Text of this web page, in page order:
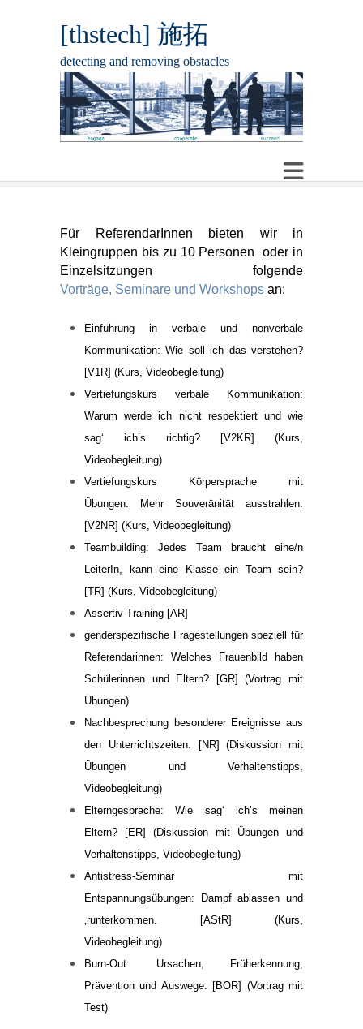
[thstech] 施拓
detecting and removing obstacles
Für ReferendarInnen bieten wir in
Kleingruppen bis zu 10 Personen oder in
Einzelsitzungen folgende
Vorträge, Seminare und Workshops an:
Einführung in verbale und nonverbale
Kommunikation: Wie soll ich das verstehen?
[V1R] (Kurs, Videobegleitung)
Vertiefungskurs verbale Kommunikation:
Warum werde ich nicht respektiert und wie
sag‘ ich’s richtig? [V2KR] (Kurs,
Videobegleitung)
Vertiefungskurs Körpersprache mit
Übungen. Mehr Souveränität ausstrahlen.
[V2NR] (Kurs, Videobegleitung)
Teambuilding: Jedes Team braucht eine/n
LeiterIn, kann eine Klasse ein Team sein?
[TR] (Kurs, Videobegleitung)
Assertiv-Training [AR]
genderspezifische Fragestellungen speziell für
Referendarinnen: Welches Frauenbild haben
Schülerinnen und Eltern? [GR] (Vortrag mit
Übungen)
Nachbesprechung besonderer Ereignisse aus
den Unterrichtszeiten. [NR] (Diskussion mit
Übungen und Verhaltenstipps,
Videobegleitung)
Elterngespräche: Wie sag‘ ich’s meinen
Eltern? [ER] (Diskussion mit Übungen und
Verhaltenstipps, Videobegleitung)
Antistress-Seminar mit
Entspannungsübungen: Dampf ablassen und
‚runterkommen. [AStR] (Kurs,
Videobegleitung)
Burn-Out: Ursachen, Früherkennung,
Prävention und Auswege. [BOR] (Vortrag mit
Test)